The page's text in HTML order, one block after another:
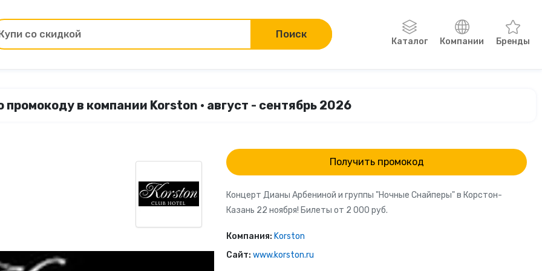
Каталог
Зоотовары Компьютеры и электроника
Работа и образование
Хобби
Финансы и страхование
Компании Бренды
со скидкой Поиск
промокоду в компании Korston • август - сентябрь 2026
Получить промокод
Концерт Дианы Арбениной и группы "Ночные Снайперы" в Корстон-
Казань 22 ноября! Билеты от 2 000 руб.
Компания: Korston
Сайт: www.korston.ru